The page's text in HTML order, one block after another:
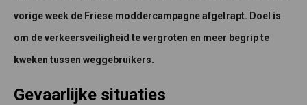
vorige week de Friese moddercampagne afgetrapt. Doel is
om de verkeersveiligheid te vergroten en meer begrip te
kweken tussen weggebruikers.
Gevaarlijke situaties